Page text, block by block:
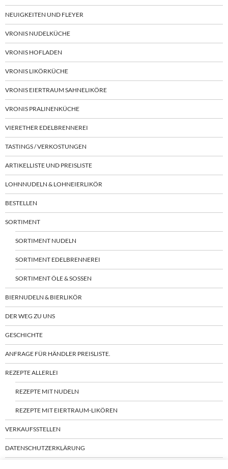
NEUIGKEITEN UND FLEYER
VRONIS NUDELKÜCHE
VRONIS HOFLADEN
VRONIS LIKÖRKÜCHE
VRONIS EIERTRAUM SAHNELIKÖRE
VRONIS PRALINENKÜCHE
VIERETHER EDELBRENNEREI
TASTINGS / VERKOSTUNGEN
ARTIKELLISTE UND PREISLISTE
LOHNNUDELN & LOHNEIERLIKÖR
BESTELLEN
SORTIMENT
SORTIMENT NUDELN
SORTIMENT EDELBRENNEREI
SORTIMENT ÖLE & SOSSEN
BIERNUDELN & BIERLIKÖR
DER WEG ZU UNS
GESCHICHTE
ANFRAGE FÜR HÄNDLER PREISLISTE.
REZEPTE ALLERLEI
REZEPTE MIT NUDELN
REZEPTE MIT EIERTRAUM-LIKÖREN
VERKAUFSSTELLEN
DATENSCHUTZERKLÄRUNG